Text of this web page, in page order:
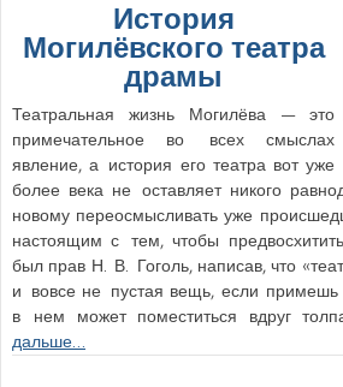
История
Могилёвского театра
драмы
Театральная жизнь Могилёва — это
примечательное во всех смыслах
явление, а история его театра вот уже
более века не оставляет никого
новому переосмысливать уже
настоящим с тем, чтобы
был прав Н. В. Гоголь, написав, что
и вовсе не пустая вещь, если примешь
в нем может поместиться вдруг
дальше…